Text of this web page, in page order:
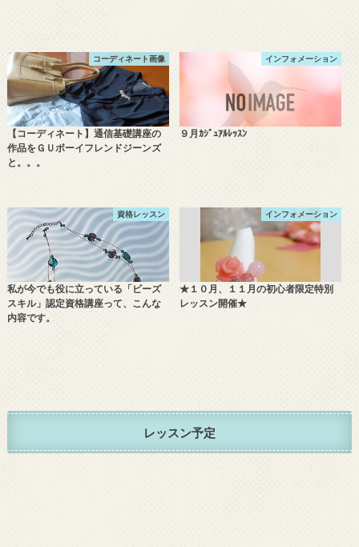
コーディネート画像
【コーディネート】通信基礎講座の
作品をＧＵボーイフレンドジーンズ
と。。。
インフォメーション
９月ｶｼﾞｭｱﾙﾚｯｽﾝ
資格レッスン
私が今でも役に立っている「ビーズ
スキル」認定資格講座って、こんな
内容です。
インフォメーション
★１０月、１１月の初心者限定特別
レッスン開催★
レッスン予定